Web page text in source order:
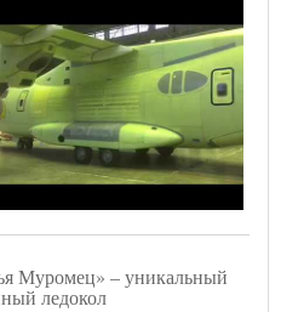
Муромец» – уникальный
ледокол